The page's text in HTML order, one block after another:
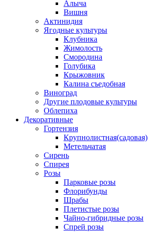
Алыча
Вишня
Актинидия
Ягодные культуры
Клубника
Жимолость
Смородина
Голубика
Крыжовник
Калина съедобная
Виноград
Другие плодовые культуры
Облепиха
Декоративные
Гортензия
Крупнолистная(садовая)
Метельчатая
Сирень
Спирея
Розы
Парковые розы
Флорибунды
Шрабы
Плетистые розы
Чайно-гибридные розы
Спрей розы